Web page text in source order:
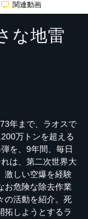
関連動画
な地雷
年まで、ラオスで
万トンを超える
を、9年間、毎日
は、第二次世界大
激しい空爆を経験
お危険な除去作業
の活動を紹介。死
拓しようとするラ